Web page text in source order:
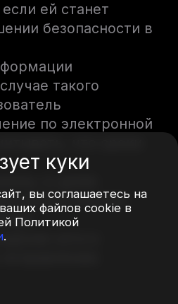
куки
вы соглашаетесь на
файлов cookie в
Политикой
.
ей станет
безопасности в
такого
по электронной
сети и